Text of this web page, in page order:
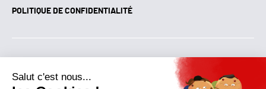
POLITIQUE DE CONFIDENTIALITÉ